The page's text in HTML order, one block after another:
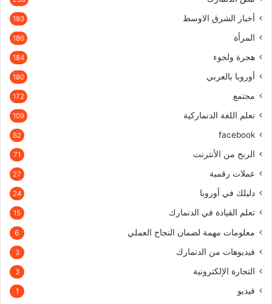
أخبار الشرق الاوسط 193
المرأة 186
هجرة ولجوء 184
أوروبا بالعربي 180
مجتمع 172
تعلم اللغة الدنماركية 109
facebook
82
الربح من الأنترنت 71
عملات رقمية 27
دليلك في أوروبا 24
تعلم القيادة في الدنمارك 15
معلومات مهمة لضمان النجاح العملي 6
فيديوهات من الدنمارك 3
التجارة الإلكترونية 3
فيديو 1